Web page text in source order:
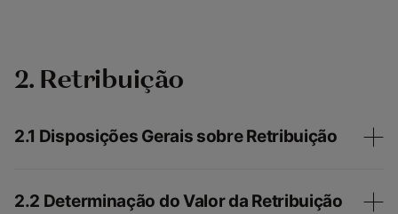
2. Retribuição
2.1 Disposições Gerais sobre Retribuição
2.2 Determinação do Valor da Retribuição